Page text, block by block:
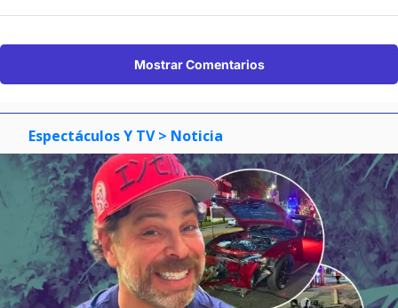
Mostrar Comentarios
Espectáculos Y TV > Noticia